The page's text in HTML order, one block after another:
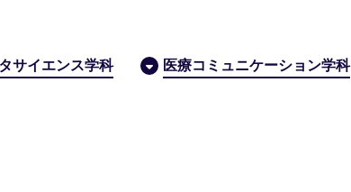
サイエンス学科 医療コミュニケーション学科